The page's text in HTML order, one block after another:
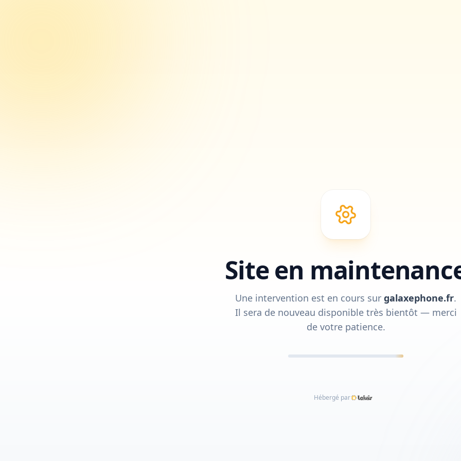
Site en
Une intervention est en cours sur galaxephone.fr.
Il sera de nouveau disponible très bientôt — merci
de votre patience.
Hébergé par